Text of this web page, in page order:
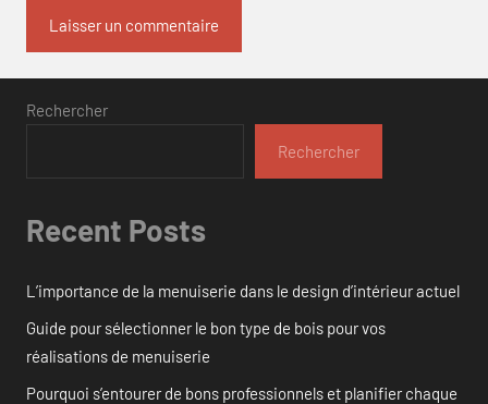
Rechercher
Rechercher
Recent Posts
L’importance de la menuiserie dans le design d’intérieur actuel
Guide pour sélectionner le bon type de bois pour vos
réalisations de menuiserie
Pourquoi s’entourer de bons professionnels et planifier chaque